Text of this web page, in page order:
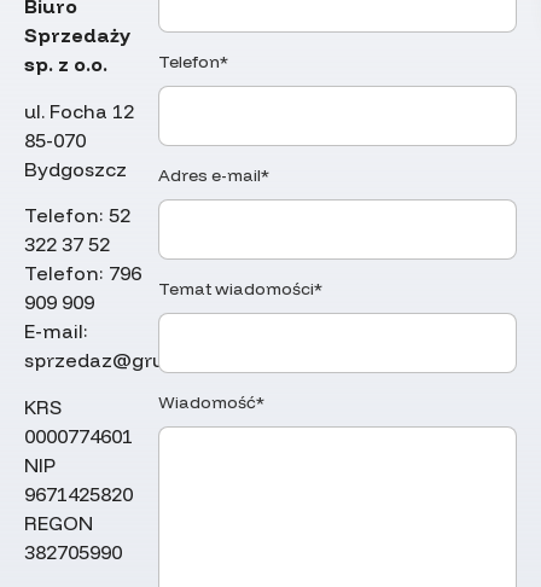
Biuro
Sprzedaży
sp. z o.o.
ul. Focha 12
85-070
Bydgoszcz
Telefon: 52
322 37 52
Telefon: 796
909 909
E-mail:
sprzedaz@grupamoderator.pl
KRS
0000774601
NIP
9671425820
REGON
382705990
Telefon*
Adres e-mail*
Temat wiadomości*
Wiadomość*